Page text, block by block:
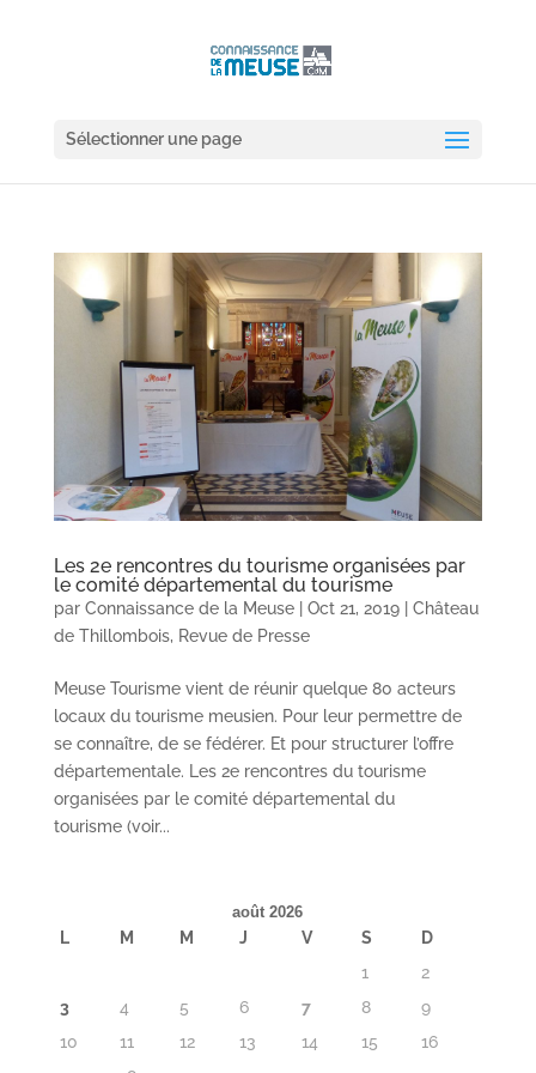
Sélectionner une page
Les 2e rencontres du tourisme organisées par
le comité départemental du tourisme
par Connaissance de la Meuse| Oct 21, 2019| Château
de Thillombois, Revue de Presse
Meuse Tourisme vient de réunir quelque 80 acteurs
locaux du tourisme meusien. Pour leur permettre de
se connaître, de se fédérer. Et pour structurer l’offre
départementale. Les 2e rencontres du tourisme
organisées par le comité départemental du
tourisme (voir...
août 2026
L M M J V S
D
1
2
3
4 5 6 7 8
9
10
11 12 13 14 15
16